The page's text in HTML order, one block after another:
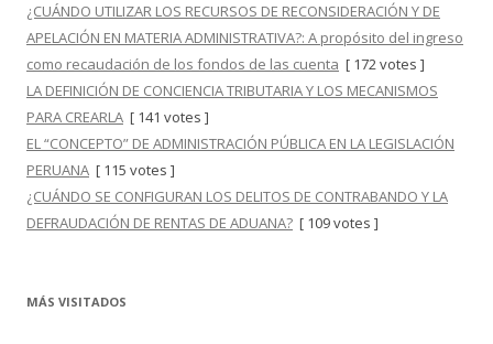
¿CUÁNDO UTILIZAR LOS RECURSOS DE RECONSIDERACIÓN Y DE
APELACIÓN EN MATERIA ADMINISTRATIVA?: A propósito del ingreso
como recaudación de los fondos de las cuenta [ 172 votes ]
LA DEFINICIÓN DE CONCIENCIA TRIBUTARIA Y LOS MECANISMOS
PARA CREARLA [ 141 votes ]
EL “CONCEPTO” DE ADMINISTRACIÓN PÚBLICA EN LA LEGISLACIÓN
PERUANA [ 115 votes ]
¿CUÁNDO SE CONFIGURAN LOS DELITOS DE CONTRABANDO Y LA
DEFRAUDACIÓN DE RENTAS DE ADUANA? [ 109 votes ]
MÁS VISITADOS